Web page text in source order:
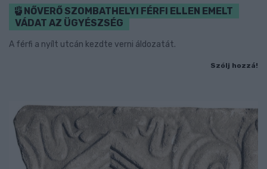
NŐVERŐ SZOMBATHELYI FÉRFI ELLEN EMELT
VÁDAT AZ ÜGYÉSZSÉG
A férfi a nyílt utcán kezdte verni áldozatát.
Szólj hozzá!